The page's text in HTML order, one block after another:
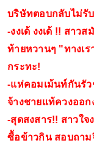
บริษัทตอบกลับไม่รั
-งงเด้ งงเด้ !! สาว
ท้ายหวานๆ "ทางเ
กระทะ!
-แห่คอมเม้นท์กันรั
จ้างชายแท้ควงออก
-สุดสงสาร!! สาวใจ
ซื้อข้าวกิน สอบถาม